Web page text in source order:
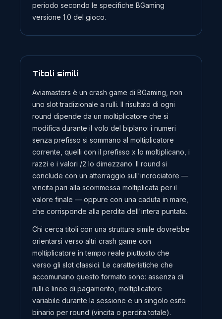
periodo secondo le specifiche BGaming
versione 1.0 del gioco.
Titoli simili
Aviamasters è un crash game di BGaming, non
uno slot tradizionale a rulli. Il risultato di ogni
round dipende da un moltiplicatore che si
modifica durante il volo del biplano: i numeri
senza prefisso si sommano al moltiplicatore
corrente, quelli con il prefisso x lo moltiplicano, i
razzi e i valori /2 lo dimezzano. Il round si
conclude con un atterraggio sull'incrociatore —
vincita pari alla scommessa moltiplicata per il
valore finale — oppure con una caduta in mare,
che corrisponde alla perdita dell'intera puntata.
Chi cerca titoli con una struttura simile dovrebbe
orientarsi verso altri crash game con
moltiplicatore in tempo reale piuttosto che
verso gli slot classici. Le caratteristiche che
accomunano questo formato sono: assenza di
rulli e linee di pagamento, moltiplicatore
variabile durante la sessione e un singolo esito
binario per round (vincita o perdita totale).